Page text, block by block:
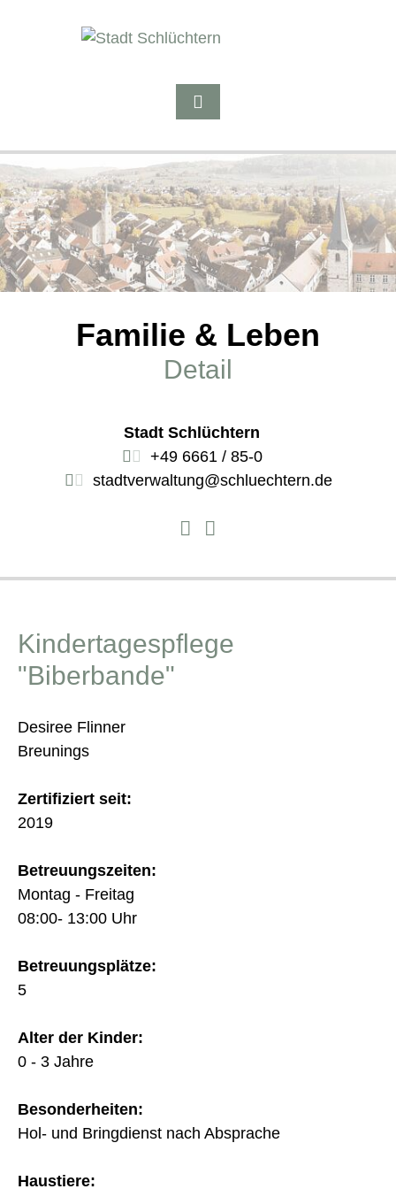
Familie & Leben
Detail
Stadt Schlüchtern
+49 6661 / 85-0
stadtverwaltung@schluechtern.de
Kindertagespflege
"Biberbande"
Desiree Flinner
Breunings
Zertifiziert seit:
2019
Betreuungszeiten:
Montag - Freitag
08:00- 13:00 Uhr
Betreuungsplätze:
5
Alter der Kinder:
0 - 3 Jahre
Besonderheiten:
Hol- und Bringdienst nach Absprache
Haustiere: